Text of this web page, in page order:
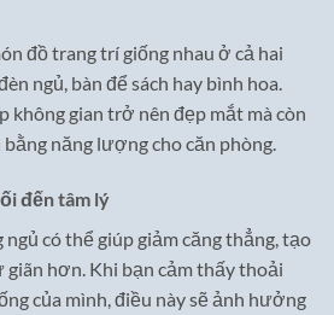
đồ trang trí giống nhau ở cả hai
ngủ, bàn để sách hay bình hoa.
không gian trở nên đẹp mắt mà còn
năng lượng cho căn phòng.
đến tâm lý
ngủ có thể giúp giảm căng thẳng, tạo
giãn hơn. Khi bạn cảm thấy thoải
của mình, điều này sẽ ảnh hưởng